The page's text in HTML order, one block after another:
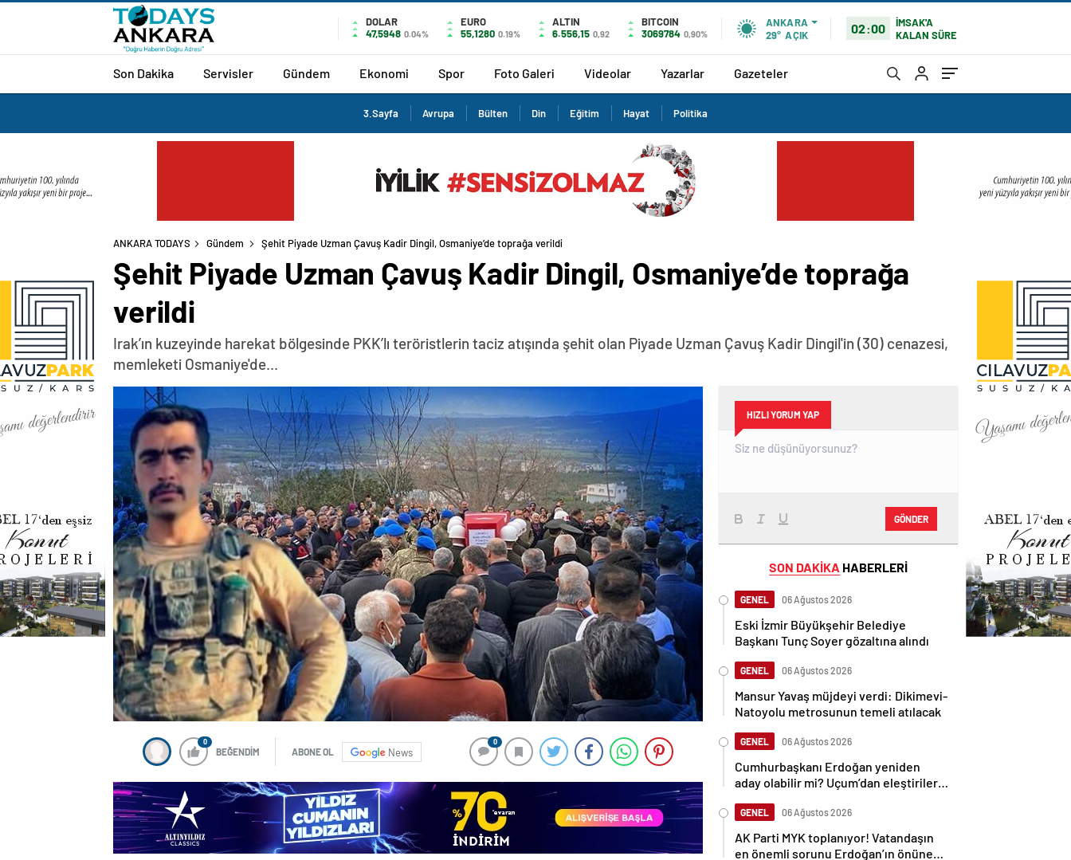
DOLAR
47,5948 0.04%
EURO
55,1280 0.19%
ALTIN
6.556,15 0,92
BITCOIN
3069784 0,90%
ANKARA
29° AÇIK 02:00
İMSAK'A
KALAN SÜRE
Son Dakika Servisler Gündem Ekonomi Spor Foto Galeri Videolar Yazarlar Gazeteler
3.Sayfa Avrupa Bülten Din Eğitim Hayat Politika
ANKARA TODAYS Gündem Şehit Piyade Uzman Çavuş Kadir Dingil, Osmaniye’de toprağa verildi
Şehit Piyade Uzman Çavuş Kadir Dingil, Osmaniye’de toprağa
verildi
Irak’ın kuzeyinde harekat bölgesinde PKK’lı teröristlerin taciz atışında şehit olan Piyade Uzman Çavuş Kadir Dingil'in (30) cenazesi,
memleketi Osmaniye'de...
0
BEĞENDİM ABONE OL News
0
HIZLI YORUM YAP
GÖNDER
SON DAKİKA HABERLERİ
GENEL 06 Ağustos 2026
Eski İzmir Büyükşehir Belediye
Başkanı Tunç Soyer gözaltına alındı
GENEL 06 Ağustos 2026
Mansur Yavaş müjdeyi verdi: Dikimevi-
Natoyolu metrosunun temeli atılacak
GENEL 06 Ağustos 2026
Cumhurbaşkanı Erdoğan yeniden
aday olabilir mi? Uçum’dan eleştirilere
GENEL 06 Ağustos 2026
AK Parti MYK toplanıyor! Vatandaşın
en önemli sorunu Erdoğan’ın önüne